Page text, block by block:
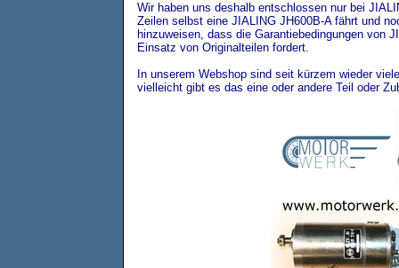
Wir haben uns deshalb entschlossen nur bei
Zeilen selbst eine JIALING JH600B-A fährt und
hinzuweisen, dass die Garantiebedingungen von
Einsatz von Originalteilen fordert.
In unserem Webshop sind seit kürzem wieder
vielleicht gibt es das eine oder andere Teil oder